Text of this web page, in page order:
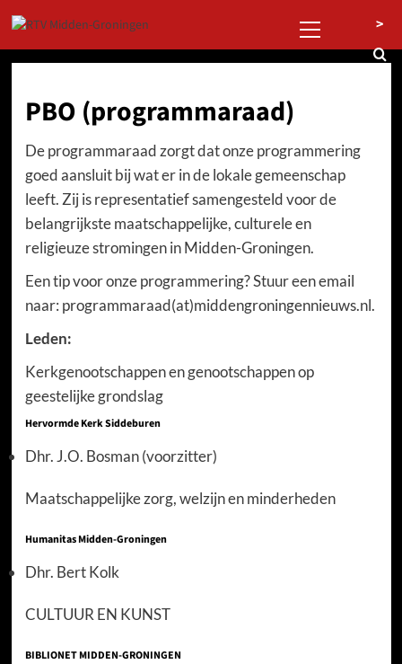
naar
de
inhoud
menu
>
PBO (programmaraad)
De programmaraad zorgt dat onze programmering
goed aansluit bij wat er in de lokale gemeenschap
leeft. Zij is representatief samengesteld voor de
belangrijkste maatschappelijke, culturele en
religieuze stromingen in Midden-Groningen.
Een tip voor onze programmering? Stuur een email
naar: programmaraad(at)middengroningennieuws.nl.
Leden:
Kerkgenootschappen en genootschappen op
geestelijke grondslag
Hervormde Kerk Siddeburen
Dhr. J.O. Bosman (voorzitter)
Maatschappelijke zorg, welzijn en minderheden
Humanitas Midden-Groningen
Dhr. Bert Kolk
CULTUUR EN KUNST
BIBLIONET MIDDEN-GRONINGEN